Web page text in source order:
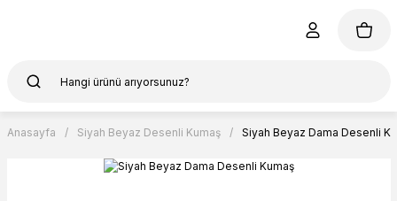
Anasayfa Siyah Beyaz Desenli Kumaş Siyah Beyaz Dama Desenli